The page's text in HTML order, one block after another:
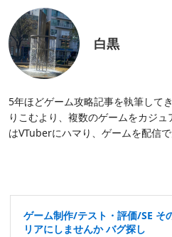
白黒
5年ほどゲーム攻略記事を執筆して
りこむより、複数のゲームをカジ
はVTuberにハマり、ゲームを配信で
ゲーム制作/テスト・評価/SE そ
リアにしませんか バグ探し